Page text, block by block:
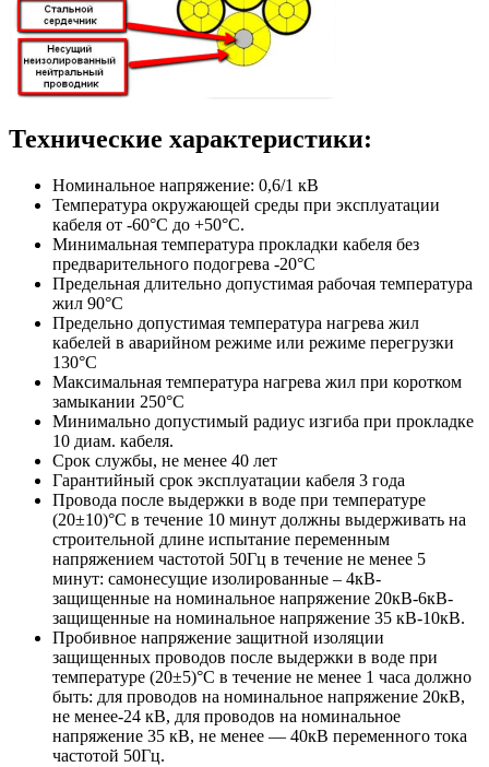
Технические характеристики:
Номинальное напряжение: 0,6/1 кВ
Температура окружающей среды при эксплуатации
кабеля от -60°С до +50°С.
Минимальная температура прокладки кабеля без
предварительного подогрева -20°С
Предельная длительно допустимая рабочая температура
жил 90°С
Предельно допустимая температура нагрева жил
кабелей в аварийном режиме или режиме перегрузки
130°С
Максимальная температура нагрева жил при коротком
замыкании 250°С
Минимально допустимый радиус изгиба при прокладке
10 диам. кабеля.
Срок службы, не менее 40 лет
Гарантийный срок эксплуатации кабеля 3 года
Провода после выдержки в воде при температуре
(20±10)°C в течение 10 минут должны выдерживать на
строительной длине испытание переменным
напряжением частотой 50Гц в течение не менее 5
минут: самонесущие изолированные – 4кВ-
защищенные на номинальное напряжение 20кВ-6кВ-
защищенные на номинальное напряжение 35 кВ-10кВ.
Пробивное напряжение защитной изоляции
защищенных проводов после выдержки в воде при
температуре (20±5)°С в течение не менее 1 часа должно
быть: для проводов на номинальное напряжение 20кВ,
не менее-24 кВ, для проводов на номинальное
напряжение 35 кВ, не менее — 40кВ переменного тока
частотой 50Гц.